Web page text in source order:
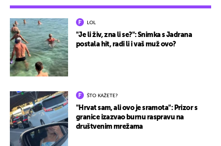
LOL
"Je li živ, zna li se?": Snimka s Jadrana
postala hit, radi li i vaš muž ovo?
ŠTO KAŽETE?
"Hrvat sam, ali ovo je sramota": Prizor s
granice izazvao burnu raspravu na
društvenim mrežama